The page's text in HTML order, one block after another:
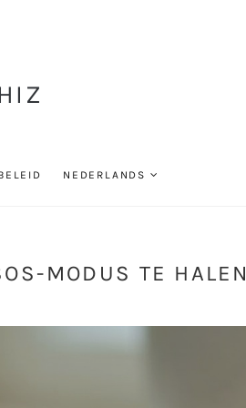
NEDERLANDS
MODUS TE HALEN